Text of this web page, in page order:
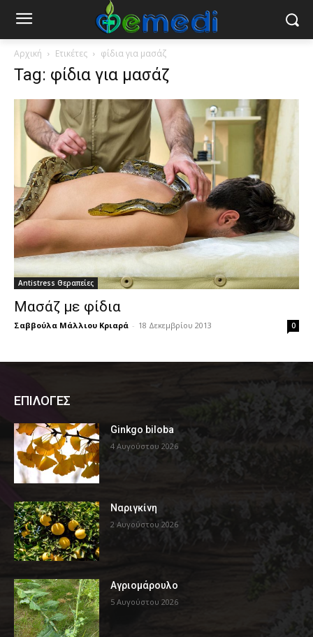
Αρχική Ετικέτες φίδια για μασάζ
Tag: φίδια για μασάζ
Antistress Θεραπείες
Μασάζ με φίδια
Σαββούλα Μάλλιου Κριαρά - 18 Δεκεμβρίου 2013 0
ΕΠΙΛΟΓΕΣ
Ginkgo biloba
4 Αυγούστου 2026
Ναριγκίνη
2 Αυγούστου 2026
Αγριομάρουλο
5 Αυγούστου 2026